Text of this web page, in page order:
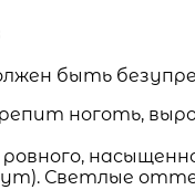
быть
ноготь,
Светлые